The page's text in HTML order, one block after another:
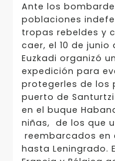
Ante los
poblaciones
tropas rebeldes y
caer, el 10 de junio
Euzkadi organizó
expedición para
protegerles de los
puerto de
en el buque
niñas, de los que
reembarcados en
hasta Leningrado.